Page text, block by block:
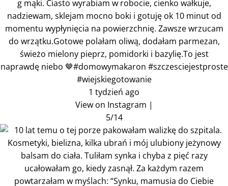
g mąki. Ciasto wyrabiam w robocie, cienko wałkuje,
nadziewam, sklejam mocno boki i gotuję ok 10 minut od
momentu wypłynięcia na powierzchnię. Zawsze wrzucam
do wrzątku.Gotowe polałam oliwą, dodałam parmezan,
świeżo mielony pieprz, pomidorki i bazylię.To jest
naprawdę niebo 🤎#domowymakaron #szczesciejestproste
#wiejskiegotowanie
1 tydzień ago
View on Instagram |
5/14